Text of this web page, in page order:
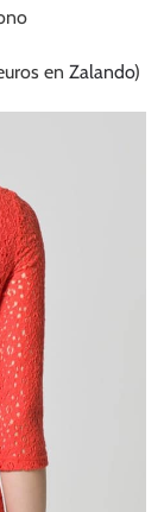
en Zalando)